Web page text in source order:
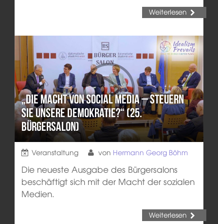
Weiterlesen
„Die Macht von Social Media – steuern
sie unsere Demokratie?“ (25.
Bürgersalon)
Veranstaltung von Hermann Georg Böhm
Die neueste Ausgabe des Bürgersalons
beschäftigt sich mit der Macht der sozialen
Medien.
Weiterlesen